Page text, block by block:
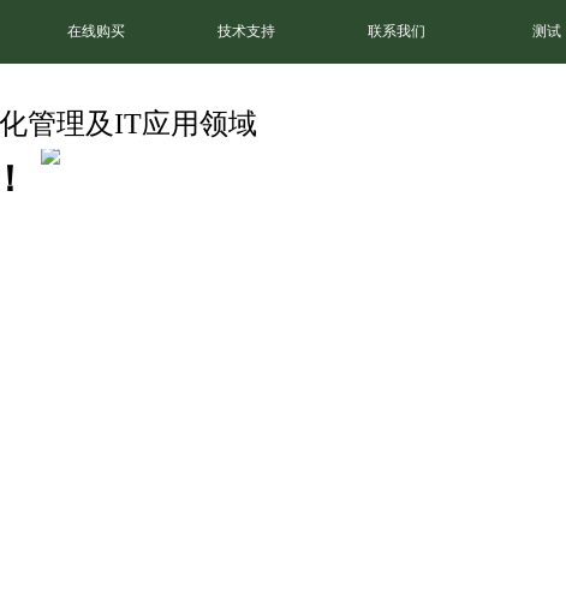
在线购买 技术支持 联系我们 测试
管理及IT应用领域